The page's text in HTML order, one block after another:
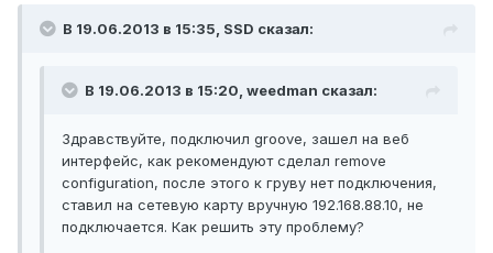
В 19.06.2013 в 15:35, SSD сказал:
В 19.06.2013 в 15:20, weedman сказал:
Здравствуйте, подключил groove, зашел на веб
интерфейс, как рекомендуют сделал remove
configuration, после этого к груву нет подключения,
ставил на сетевую карту вручную 192.168.88.10, не
подключается. Как решить эту проблему?